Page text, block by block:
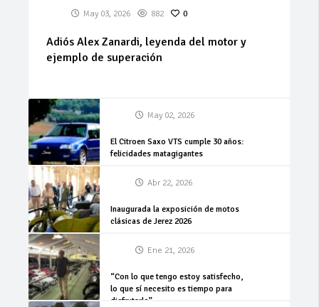
May 03, 2026 882 0
Adiós Alex Zanardi, leyenda del motor y
ejemplo de superación
May 02, 2026
El Citroen Saxo VTS cumple 30 años:
felicidades matagigantes
Abr 22, 2026
Inaugurada la exposición de motos
clásicas de Jerez 2026
Ene 21, 2026
“Con lo que tengo estoy satisfecho,
lo que sí necesito es tiempo para
disfrutarlo”